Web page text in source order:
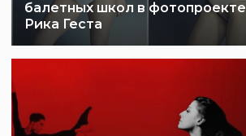
балетных школ в фотопроекте
Рика Геста